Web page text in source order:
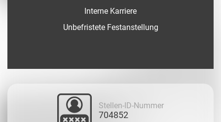
Interne Karriere
Unbefristete Festanstellung
Stellen-ID-Nummer
704852